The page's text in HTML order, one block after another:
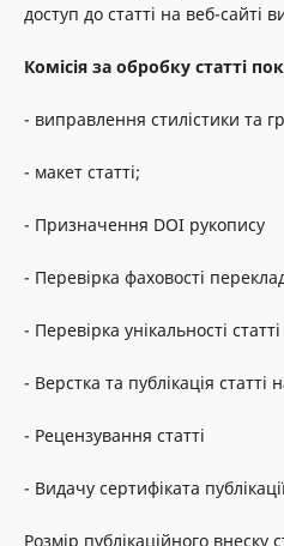
доступ до статті на веб-сайті
Комісія за обробку статті
- виправлення стилістики та
- макет статті;
- Призначення DOI рукопису
- Перевірка фаховості
- Перевірка унікальності статті
- Верстка та публікація статті
- Рецензування статті
- Видачу сертифіката
Розмір публікаційного внеску